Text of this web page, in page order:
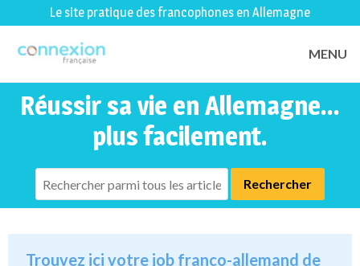
Le site pratique des francophones en Allemagne
MENU
Réussir sa vie en Allemagne...
plus facilement.
Trouvez ici votre job franco-allemand de